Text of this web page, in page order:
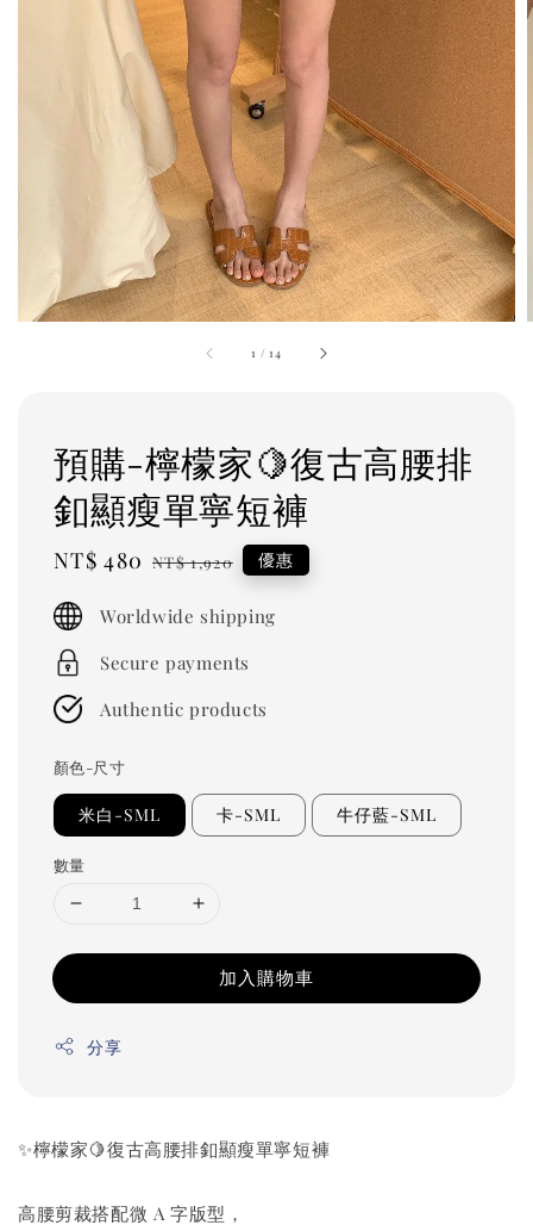
1 /14
預購-檸檬家🍋復古高腰排
釦顯瘦單寧短褲
Sale
NT$ 480 Regular
NT$ 1,920 優惠
Worldwide shipping
Secure payments
Authentic products
顏色-尺寸
米白-SML 卡-SML 牛仔藍-SML
數量
加入購物車
分享
✨檸檬家🍋復古高腰排釦顯瘦單寧短褲
高腰剪裁搭配微 A 字版型，